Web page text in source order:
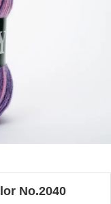
No.2040